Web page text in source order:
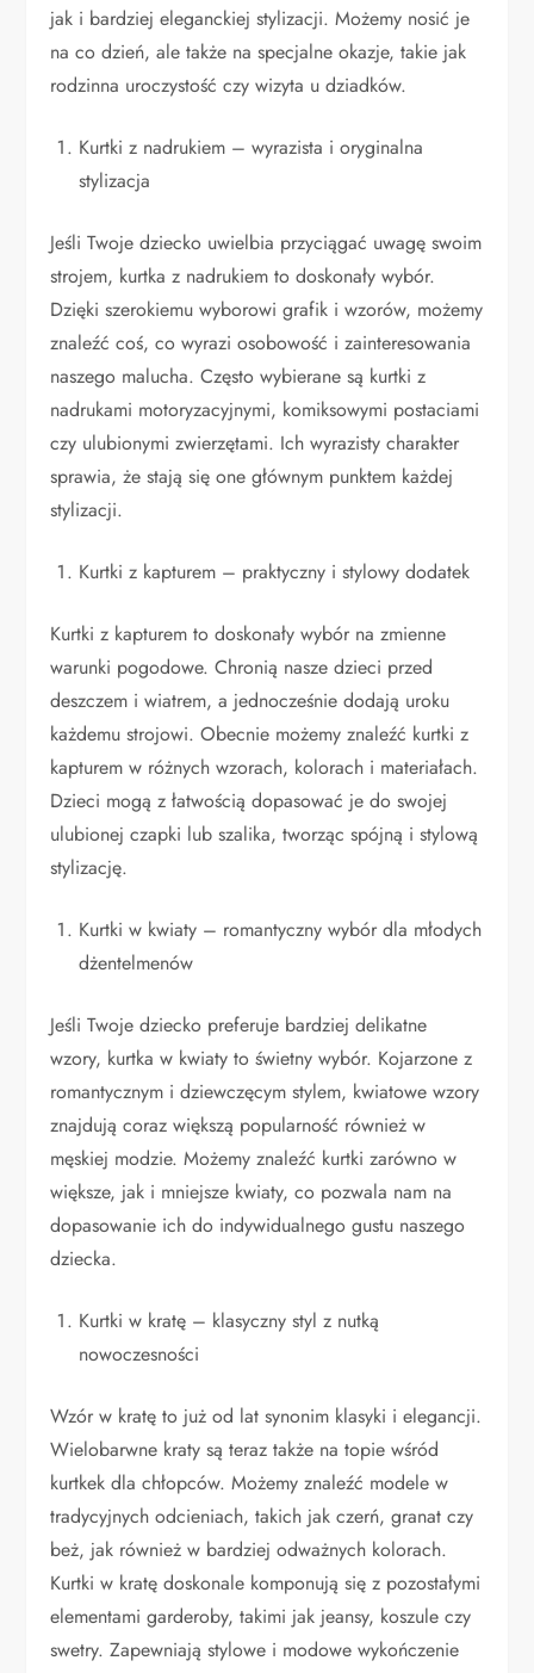
jak i bardziej eleganckiej stylizacji. Możemy nosić je
na co dzień, ale także na specjalne okazje, takie jak
rodzinna uroczystość czy wizyta u dziadków.
Kurtki z nadrukiem – wyrazista i oryginalna
stylizacja
Jeśli Twoje dziecko uwielbia przyciągać uwagę swoim
strojem, kurtka z nadrukiem to doskonały wybór.
Dzięki szerokiemu wyborowi grafik i wzorów, możemy
znaleźć coś, co wyrazi osobowość i zainteresowania
naszego malucha. Często wybierane są kurtki z
nadrukami motoryzacyjnymi, komiksowymi postaciami
czy ulubionymi zwierzętami. Ich wyrazisty charakter
sprawia, że stają się one głównym punktem każdej
stylizacji.
Kurtki z kapturem – praktyczny i stylowy dodatek
Kurtki z kapturem to doskonały wybór na zmienne
warunki pogodowe. Chronią nasze dzieci przed
deszczem i wiatrem, a jednocześnie dodają uroku
każdemu strojowi. Obecnie możemy znaleźć kurtki z
kapturem w różnych wzorach, kolorach i materiałach.
Dzieci mogą z łatwością dopasować je do swojej
ulubionej czapki lub szalika, tworząc spójną i stylową
stylizację.
Kurtki w kwiaty – romantyczny wybór dla młodych
dżentelmenów
Jeśli Twoje dziecko preferuje bardziej delikatne
wzory, kurtka w kwiaty to świetny wybór. Kojarzone z
romantycznym i dziewczęcym stylem, kwiatowe wzory
znajdują coraz większą popularność również w
męskiej modzie. Możemy znaleźć kurtki zarówno w
większe, jak i mniejsze kwiaty, co pozwala nam na
dopasowanie ich do indywidualnego gustu naszego
dziecka.
Kurtki w kratę – klasyczny styl z nutką
nowoczesności
Wzór w kratę to już od lat synonim klasyki i elegancji.
Wielobarwne kraty są teraz także na topie wśród
kurtkek dla chłopców. Możemy znaleźć modele w
tradycyjnych odcieniach, takich jak czerń, granat czy
beż, jak również w bardziej odważnych kolorach.
Kurtki w kratę doskonale komponują się z pozostałymi
elementami garderoby, takimi jak jeansy, koszule czy
swetry. Zapewniają stylowe i modowe wykończenie